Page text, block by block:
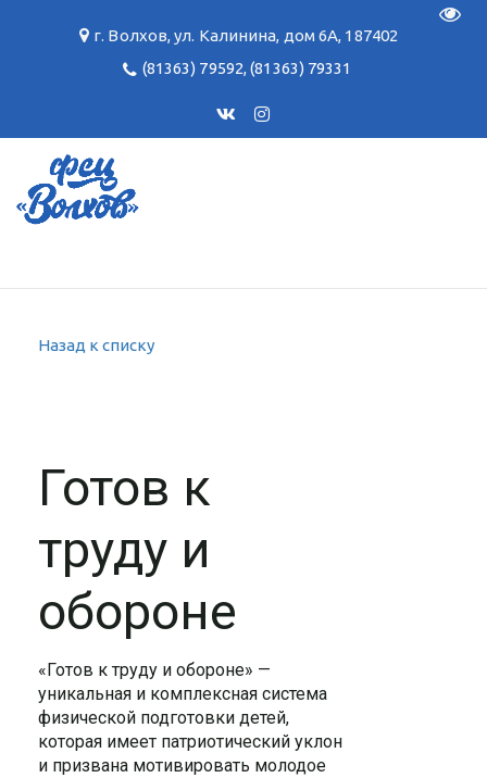
г. Волхов,ул. Калинина, дом 6А, 187402
(81363) 79592,(81363) 79331
Назад к списку
Готов к
труду и
обороне
«Готов к труду и обороне» —
уникальная и комплексная система
физической подготовки детей,
которая имеет патриотический уклон
и призвана мотивировать молодое